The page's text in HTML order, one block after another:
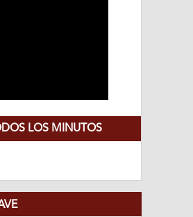
LOS MINUTOS